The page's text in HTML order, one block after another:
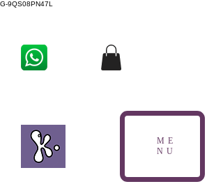
G-9QS08PN47L
ME
NU